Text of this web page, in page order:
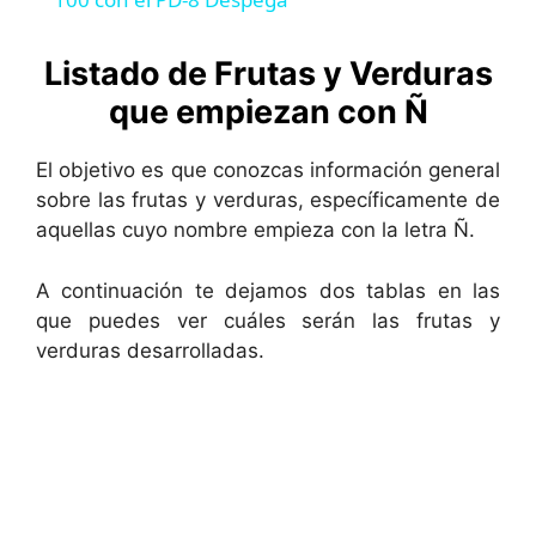
y
i
d
Listado de Frutas y Verduras
que empiezan con Ñ
El objetivo es que conozcas información general
sobre las frutas y verduras, específicamente de
aquellas cuyo nombre empieza con la letra Ñ.
A continuación te dejamos dos tablas en las
que puedes ver cuáles serán las frutas y
verduras desarrolladas.